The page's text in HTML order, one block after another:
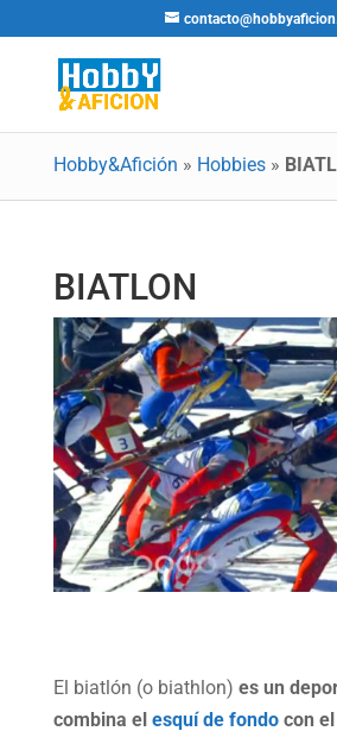
Hobby&Afición » Hobbies»
BIATLON
El biatlón (o biathlon) es un
combina el esquí de fondocon el